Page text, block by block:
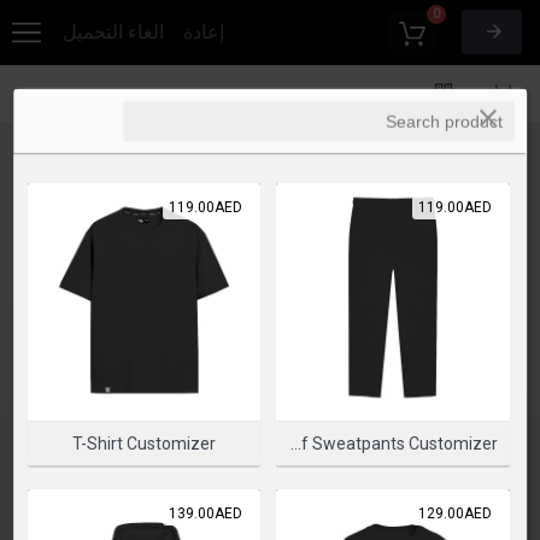
الغاء التحميل إعادة
0
خيارات
T-Shirt Customizer
119.00AED
Rib Knitt Cuff Sweatpants Customizer
119.00AED
139.00AED 129.00AED